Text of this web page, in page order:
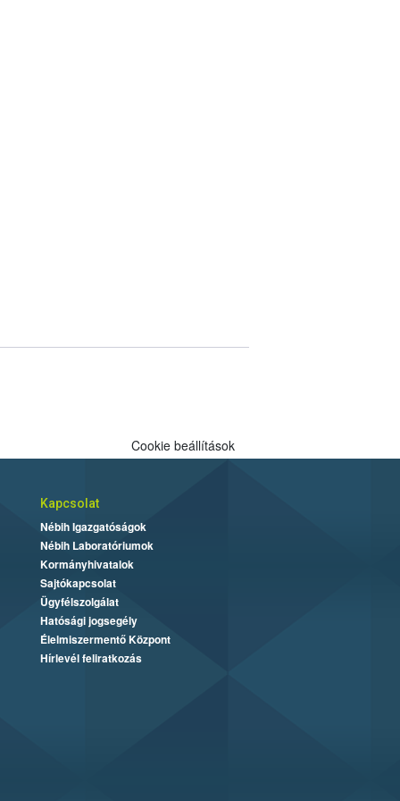
Cookie beállítások
Kapcsolat
Nébih Igazgatóságok
Nébih Laboratóriumok
Kormányhivatalok
Sajtókapcsolat
Ügyfélszolgálat
Hatósági jogsegély
Élelmiszermentő Központ
Hírlevél feliratkozás